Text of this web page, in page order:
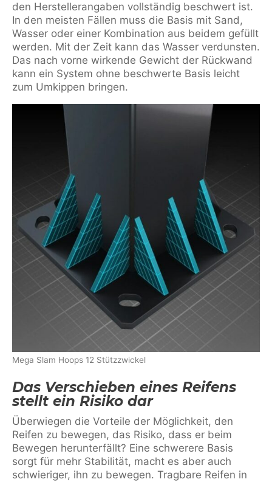
den Herstellerangaben vollständig beschwert ist.
In den meisten Fällen muss die Basis mit Sand,
Wasser oder einer Kombination aus beidem gefüllt
werden. Mit der Zeit kann das Wasser verdunsten.
Das nach vorne wirkende Gewicht der Rückwand
kann ein System ohne beschwerte Basis leicht
zum Umkippen bringen.
Mega Slam Hoops 12 Stützzwickel
Das Verschieben eines Reifens
stellt ein Risiko dar
Überwiegen die Vorteile der Möglichkeit, den
Reifen zu bewegen, das Risiko, dass er beim
Bewegen herunterfällt? Eine schwerere Basis
sorgt für mehr Stabilität, macht es aber auch
schwieriger, ihn zu bewegen. Tragbare Reifen in